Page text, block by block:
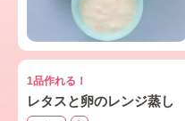
1品作れる！
レタスと卵のレンジ蒸し